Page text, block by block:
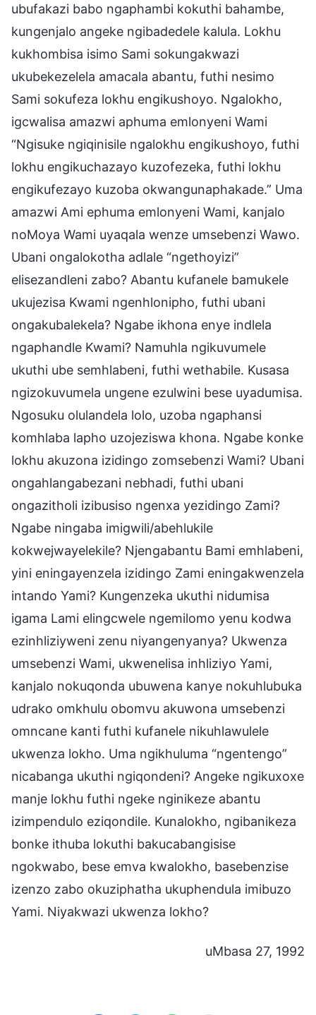
ubufakazi babo ngaphambi kokuthi bahambe,
kungenjalo angeke ngibadedele kalula. Lokhu
kukhombisa isimo Sami sokungakwazi
ukubekezelela amacala abantu, futhi nesimo
Sami sokufeza lokhu engikushoyo. Ngalokho,
igcwalisa amazwi aphuma emlonyeni Wami
“Ngisuke ngiqinisile ngalokhu engikushoyo, futhi
lokhu engikuchazayo kuzofezeka, futhi lokhu
engikufezayo kuzoba okwangunaphakade.” Uma
amazwi Ami ephuma emlonyeni Wami, kanjalo
noMoya Wami uyaqala wenze umsebenzi Wawo.
Ubani ongalokotha adlale “ngethoyizi”
elisezandleni zabo? Abantu kufanele bamukele
ukujezisa Kwami ngenhlonipho, futhi ubani
ongakubalekela? Ngabe ikhona enye indlela
ngaphandle Kwami? Namuhla ngikuvumele
ukuthi ube semhlabeni, futhi wethabile. Kusasa
ngizokuvumela ungene ezulwini bese uyadumisa.
Ngosuku olulandela lolo, uzoba ngaphansi
komhlaba lapho uzojeziswa khona. Ngabe konke
lokhu akuzona izidingo zomsebenzi Wami? Ubani
ongahlangabezani nebhadi, futhi ubani
ongazitholi izibusiso ngenxa yezidingo Zami?
Ngabe ningaba imigwili/abehlukile
kokwejwayelekile? Njengabantu Bami emhlabeni,
yini eningayenzela izidingo Zami eningakwenzela
intando Yami? Kungenzeka ukuthi nidumisa
igama Lami elingcwele ngemilomo yenu kodwa
ezinhliziyweni zenu niyangenyanya? Ukwenza
umsebenzi Wami, ukwenelisa inhliziyo Yami,
kanjalo nokuqonda ubuwena kanye nokuhlubuka
udrako omkhulu obomvu akuwona umsebenzi
omncane kanti futhi kufanele nikuhlawulele
ukwenza lokho. Uma ngikhuluma “ngentengo”
nicabanga ukuthi ngiqondeni? Angeke ngikuxoxe
manje lokhu futhi ngeke nginikeze abantu
izimpendulo eziqondile. Kunalokho, ngibanikeza
bonke ithuba lokuthi bakucabangisise
ngokwabo, bese emva kwalokho, basebenzise
izenzo zabo okuziphatha ukuphendula imibuzo
Yami. Niyakwazi ukwenza lokho?
uMbasa 27, 1992